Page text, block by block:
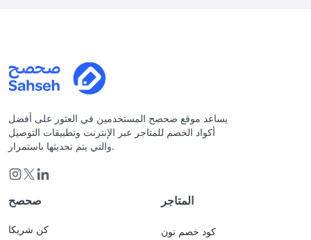
يساعد موقع صحصح المستخدمين في العثور على أفضل
أكواد الخصم للمتاجر عبر الإنترنت وتطبيقات التوصيل
والتي يتم تحديثها باستمرار.
صحصح
كن شريكا
المتاجر
كود خصم نون